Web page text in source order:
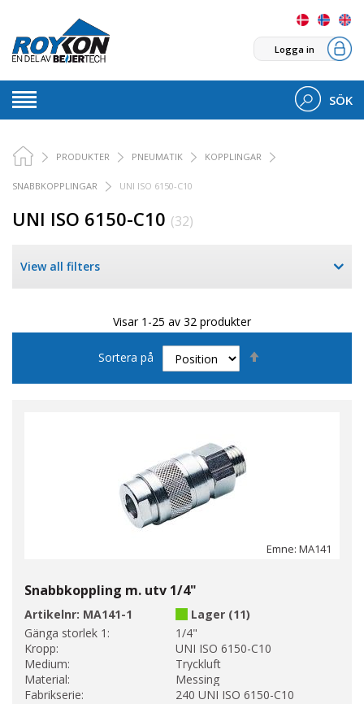
Logga in
SÖK
PRODUKTER PNEUMATIK KOPPLINGAR
SNABBKOPPLINGAR UNI ISO 6150-C10
UNI ISO 6150-C10 (32)
View all filters
Visar 1-25 av 32 produkter
Sortera på
Emne: MA141
Snabbkoppling m. utv 1/4"
Artikelnr: MA141-1
Lager (11)
Gänga storlek 1:
1/4"
Kropp:
UNI ISO 6150-C10
Medium:
Tryckluft
Material:
Messing
Fabrikserie:
240 UNI ISO 6150-C10